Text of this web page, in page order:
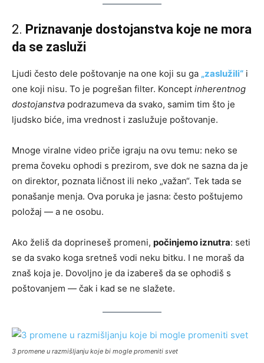
2. Priznavanje dostojanstva koje ne mora
da se zasluži
Ljudi često dele poštovanje na one koji su ga „zaslužili“ i
one koji nisu. To je pogrešan filter. Koncept inherentnog
dostojanstva podrazumeva da svako, samim tim što je
ljudsko biće, ima vrednost i zaslužuje poštovanje.
Mnoge viralne video priče igraju na ovu temu: neko se
prema čoveku ophodi s prezirom, sve dok ne sazna da je
on direktor, poznata ličnost ili neko „važan“. Tek tada se
ponašanje menja. Ova poruka je jasna: često poštujemo
položaj — a ne osobu.
Ako želiš da doprineseš promeni, počinjemo iznutra: seti
se da svako koga sretneš vodi neku bitku. I ne moraš da
znaš koja je. Dovoljno je da izabereš da se ophodiš s
poštovanjem — čak i kad se ne slažete.
3 promene u razmišljanju koje bi mogle promeniti svet